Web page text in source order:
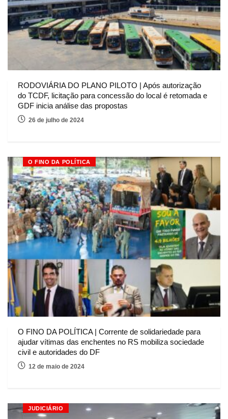
RODOVIÁRIA DO PLANO PILOTO | Após autorização
do TCDF, licitação para concessão do local é retomada e
GDF inicia análise das propostas
26 de julho de 2024
O FINO DA POLÍTICA
O FINO DA POLÍTICA | Corrente de solidariedade para
ajudar vítimas das enchentes no RS mobiliza sociedade
civil e autoridades do DF
12 de maio de 2024
JUDICIÁRIO